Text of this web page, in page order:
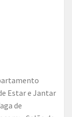
Estar e Jantar
de